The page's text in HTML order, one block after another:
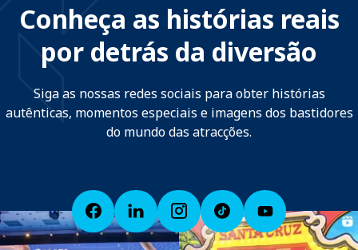
Conheça as histórias reais
por detrás da diversão
Siga as nossas redes sociais para obter histórias
autênticas, momentos especiais e imagens dos bastidores
do mundo das atracções.